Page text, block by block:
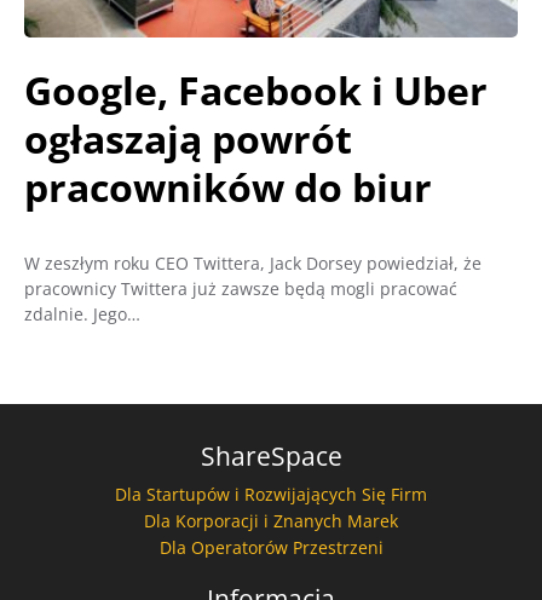
Google, Facebook i Uber
ogłaszają powrót
pracowników do biur
W zeszłym roku CEO Twittera, Jack Dorsey powiedział, że
pracownicy Twittera już zawsze będą mogli pracować
zdalnie. Jego…
ShareSpace
Dla Startupów i Rozwijających Się Firm
Dla Korporacji i Znanych Marek
Dla Operatorów Przestrzeni